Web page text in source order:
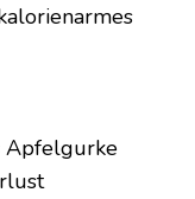
Apfelgurke